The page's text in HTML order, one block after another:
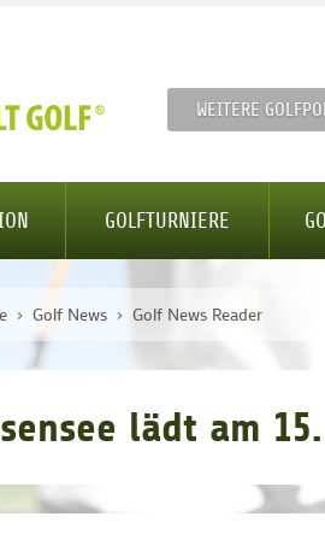
WEITERE
GOLFTURNIERE
Golf News Golf News Reader
lädt am